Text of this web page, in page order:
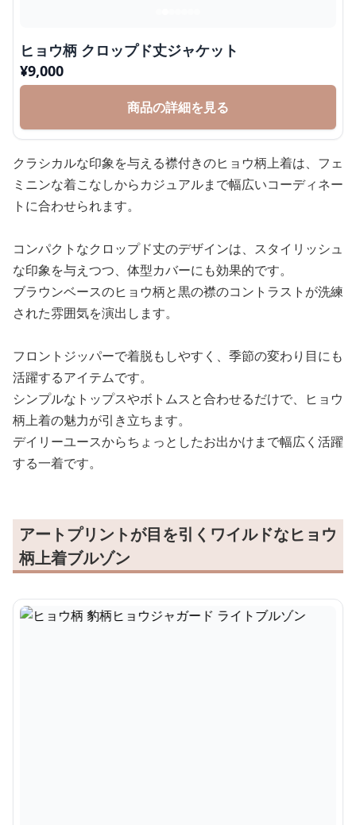
ヒョウ柄 クロップド丈ジャケット
¥9,000
商品の詳細を見る
クラシカルな印象を与える襟付きのヒョウ柄上着は、フェ
ミニンな着こなしからカジュアルまで幅広いコーディネー
トに合わせられます。
コンパクトなクロップド丈のデザインは、スタイリッシュ
な印象を与えつつ、体型カバーにも効果的です。
ブラウンベースのヒョウ柄と黒の襟のコントラストが洗練
された雰囲気を演出します。
フロントジッパーで着脱もしやすく、季節の変わり目にも
活躍するアイテムです。
シンプルなトップスやボトムスと合わせるだけで、ヒョウ
柄上着の魅力が引き立ちます。
デイリーユースからちょっとしたお出かけまで幅広く活躍
する一着です。
アートプリントが目を引くワイルドなヒョウ
柄上着ブルゾン